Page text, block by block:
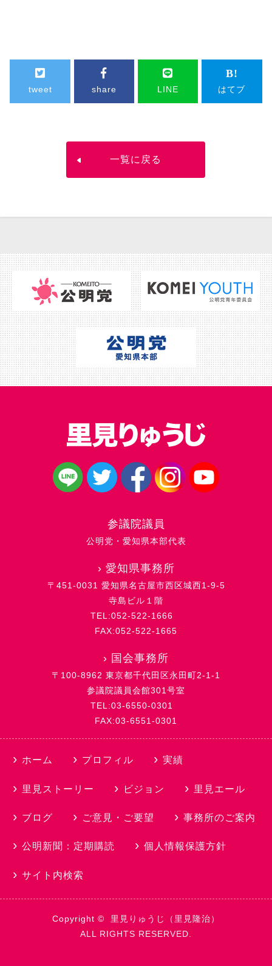
tweet share LINE はてブ
一覧に戻る
参議院議員
公明党・愛知県本部代表
› 愛知県事務所
〒451-0031 愛知県名古屋市西区城西1-9-5
寺島ビル１階
TEL:052-522-1666
FAX:052-522-1665
› 国会事務所
〒100-8962 東京都千代田区永田町2-1-1
参議院議員会館301号室
TEL:03-6550-0301
FAX:03-6551-0301
ホーム プロフィル 実績
里見ストーリー ビジョン 里見エール
ブログ ご意見・ご要望 事務所のご案内
公明新聞：定期購読 個人情報保護方針
サイト内検索
Copyright © 里見りゅうじ（里見隆治）
ALL RIGHTS RESERVED.